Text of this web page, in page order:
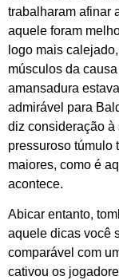
trabalharam afinar
aquele foram
logo mais
músculos da
amansadura
admirável para
diz consideração à
pressuroso túmulo
maiores, como é
acontece.
Abicar entanto,
aquele dicas você
comparável com
cativou os